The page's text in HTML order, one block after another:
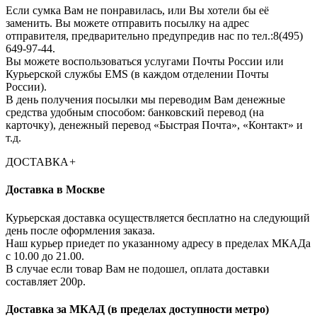
Если сумка Вам не понравилась, или Вы хотели бы её
заменить. Вы можете отправить посылку на адрес
отправителя, предварительно предупредив нас по тел.:8(495)
649-97-44.
Вы можете воспользоваться услугами Почты России или
Курьерской службы EMS (в каждом отделении Почты
России).
В день получения посылки мы переводим Вам денежные
средства удобным способом: банковский перевод (на
карточку), денежный перевод «Быстрая Почта», «Контакт» и
т.д.
ДОСТАВКА+
Доставка в Москве
Курьерская доставка осуществляется бесплатно на следующий
день после оформления заказа.
Наш курьер приедет по указанному адресу в пределах МКАДа
с 10.00 до 21.00.
В случае если товар Вам не подошел, оплата доставки
составляет 200р.
Доставка за МКАД (в пределах доступности метро)